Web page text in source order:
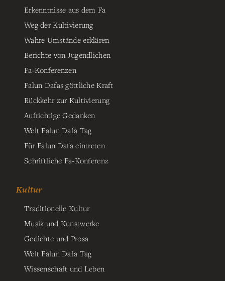
Erkenntnisse aus dem Fa
Weg der Kultivierung
Wahre Umstände erklären
Berichte von Jugendlichen
Fa-Konferenzen
Falun Dafas göttliche Kraft
Rückkehr zur Kultivierung
Aufrichtige Gedanken
Welt Falun Dafa Tag
Für Falun Dafa eintreten
Schriftliche Fa-Konferenz
Kultur
Traditionelle Kultur
Musik und Kunstwerke
Gedichte und Prosa
Welt Falun Dafa Tag
Wissenschaft und Leben